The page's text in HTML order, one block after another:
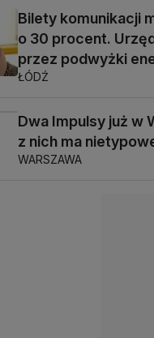
Bilety komunikacji
o 30 procent.
przez podwyżki
ŁÓDŹ
Dwa Impulsy już w
z nich ma
WARSZAWA